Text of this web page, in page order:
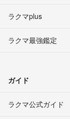
ラクマplus
ラクマ最強鑑定
ガイド
ラクマ公式ガイド